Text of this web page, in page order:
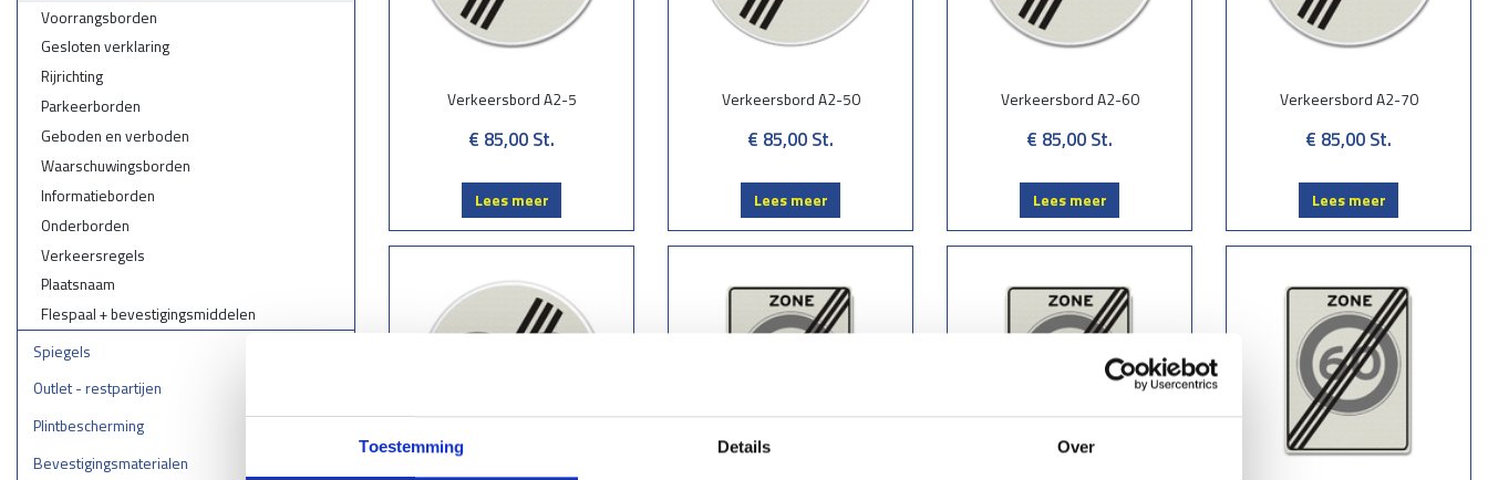
Toestemming Details Over
Voorrangsborden
Gesloten verklaring
Rijrichting
Parkeerborden
Geboden en verboden
Waarschuwingsborden
Informatieborden
Onderborden
Verkeersregels
Plaatsnaam
Flespaal + bevestigingsmiddelen
Spiegels
Outlet - restpartijen
Plintbescherming
Bevestigingsmaterialen
Verkeersbord A2-5
€ 85,00 St.
Lees meer
Verkeersbord A2-50
€ 85,00 St.
Lees meer
Verkeersbord A2-60
€ 85,00 St.
Lees meer
Verkeersbord A2-70
€ 85,00 St.
Lees meer